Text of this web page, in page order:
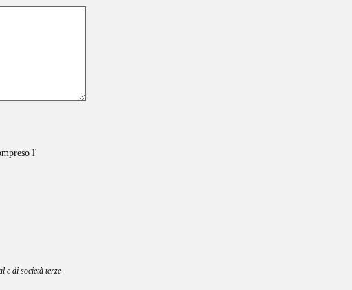
Ai sensi del Reg. UE 679/2016 (GDPR), confermo di aver letto e compreso l'
e di società terze